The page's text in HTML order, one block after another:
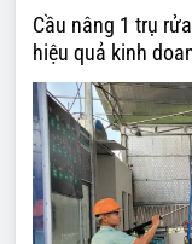
Cầu nâng 1 trụ
hiệu quả kinh